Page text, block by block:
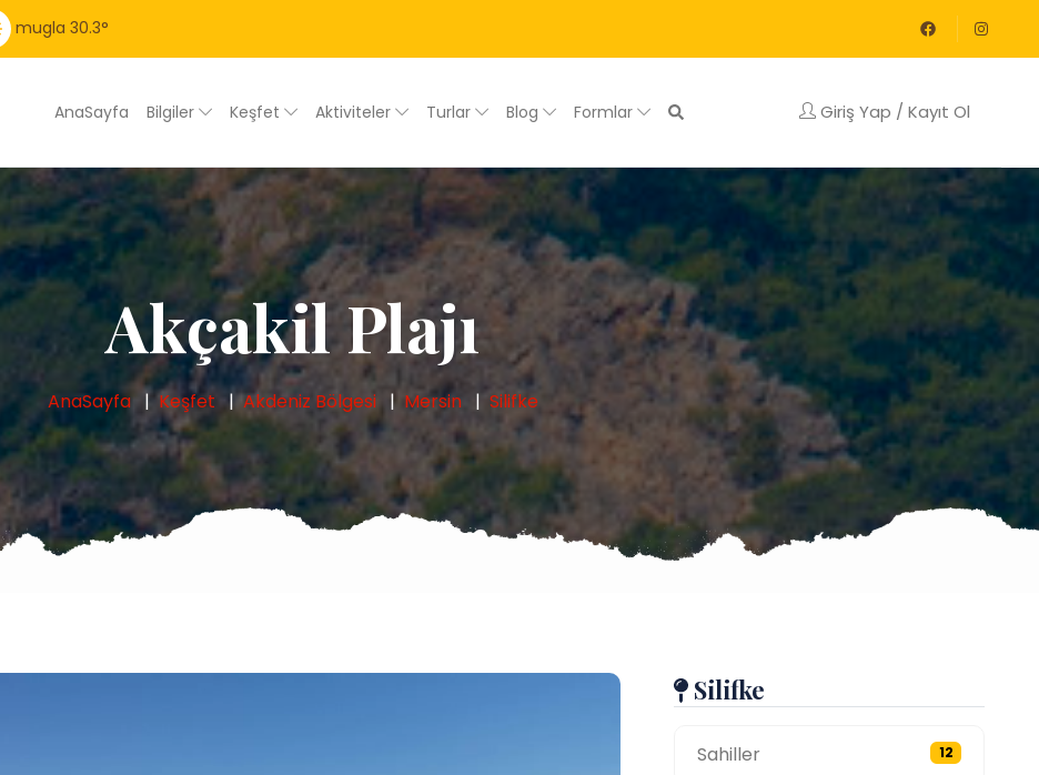
mugla 30.3°
AnaSayfa Bilgiler Keşfet Aktiviteler Turlar Blog Formlar Giriş Yap / Kayıt Ol
Akçakil Plajı
AnaSayfa Keşfet Akdeniz Bölgesi Mersin Silifke
Silifke
Sahiller 12